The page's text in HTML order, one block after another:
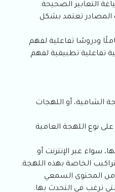
التعابير الصحيحة.
المصادر تعتمد بشكل
ودروسًا تفاعلية لفهم
تفاعلية تطبيقية لفهم
الشامية، أو اللهجات
نوع اللهجة العامية
سواء عبر الإنترنت أو
الخاصة بهذه اللهجة.
من المحتوى السمعي
ترغب في التحدث بها.